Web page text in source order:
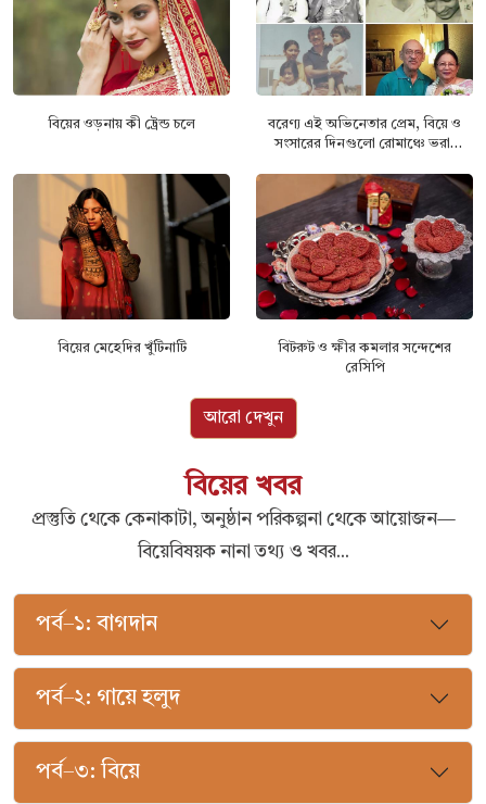
বিয়ের ওড়নায় কী ট্রেন্ড চলে
বরেণ্য এই অভিনেতার প্রেম, বিয়ে ও
সংসারের দিনগুলো রোমাঞ্চে ভরা,
বিয়ের মেহেদির খুঁটিনাটি
বিটরুট ও ক্ষীর কমলার সন্দেশের
রেসিপি
আরো দেখুন
বিয়ের খবর
প্রস্তুতি থেকে কেনাকাটা, অনুষ্ঠান পরিকল্পনা থেকে আয়োজন—
বিয়েবিষয়ক নানা তথ্য ও খবর...
পর্ব–১: বাগদান
পর্ব–২: গায়ে হলুদ
পর্ব–৩: বিয়ে